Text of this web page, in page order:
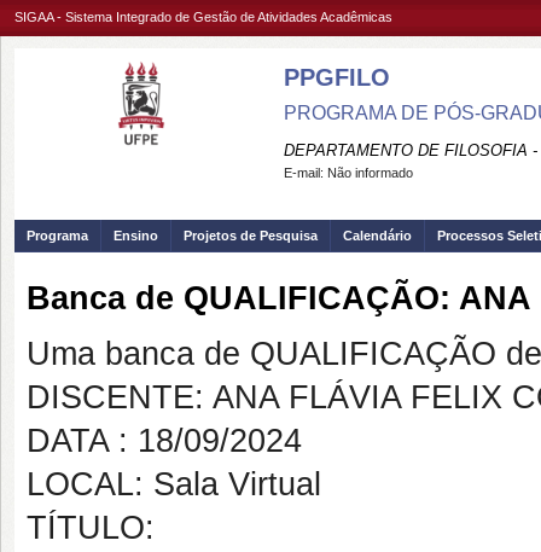
SIGAA - Sistema Integrado de Gestão de Atividades Acadêmicas
PPGFILO
PROGRAMA DE PÓS-
DEPARTAMENTO DE FILOSOFIA -
E-mail: Não informado
Programa Ensino Projetos de Pesquisa Calendário Processos
Banca de QUALIFICAÇÃO:
Uma banca de QUALIFICAÇÃO
DISCENTE: ANA FLÁVIA FELIX
DATA : 18/09/2024
LOCAL: Sala Virtual
TÍTULO: